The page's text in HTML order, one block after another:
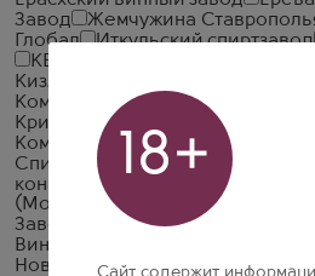
Завод
Жемчужина
Глобал
Иткульский спиртзавод
КВКЗ (Коломенский винно-
Кизлярский коньячный завод
Компания Алкогольных
Кристалл-Лефортово ГК
Компания
ЛВЗ Московский
Спиртоводочный Завод Аквадив
коньячный завод
Минск
(Московский
Завод)
Московский завод
Винно-коньячный завод
Новокубанское
18+
Сайт содержит